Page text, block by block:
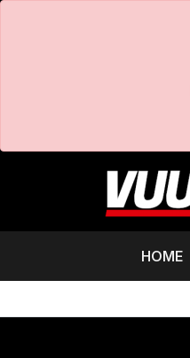
HOME